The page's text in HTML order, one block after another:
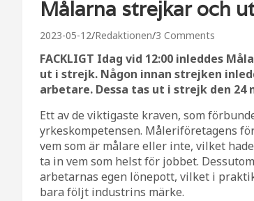
Målarna strejkar och
2023-05-12 Redaktionen 3 Comments
FACKLIGT Idag vid 12:00 inleddes
ut i strejk. Någon innan strejken
arbetare. Dessa tas ut i strejk den
Ett av de viktigaste kraven, som
yrkeskompetensen. Måleriföretagens
vem som är målare eller inte, vilket
ta in vem som helst för jobbet.
arbetarnas egen lönepott, vilket i
bara följt industrins märke.